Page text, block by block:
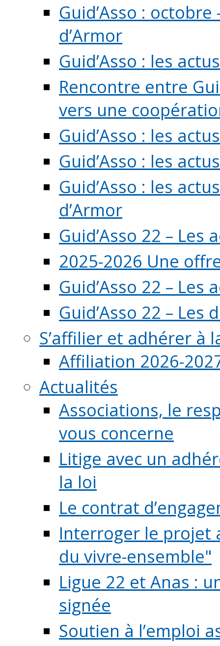
Guid’Asso :
d’Armor
Guid’Asso : les
Rencontre entre
vers une
Guid’Asso : les
Guid’Asso : les
Guid’Asso : les
d’Armor
Guid’Asso 22 – Les
2025-2026 Une
Guid’Asso 22 –
Guid’Asso 22 – Les
S’affilier et adhérer à
Affiliation 2026-
Actualités
Associations, le
vous concerne
Litige avec un
la loi
Le contrat
Interroger le projet
du vivre-ensemble"
Ligue 22 et Anas :
signée
Soutien à l’emploi